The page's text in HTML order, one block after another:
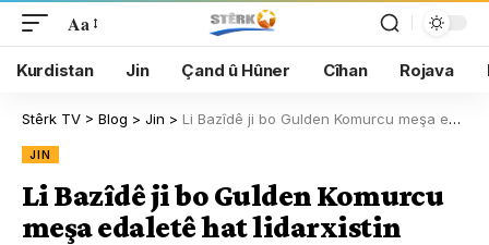
Aa
Kurdistan Jin Çand û Hûner Cîhan Rojava
Stêrk TV > Blog > Jin > Li Bazîdê ji bo Gulden Komurcu meşa edaletê hat lidarxistin
JIN
Li Bazîdê ji bo Gulden Komurcu
meşa edaletê hat lidarxistin